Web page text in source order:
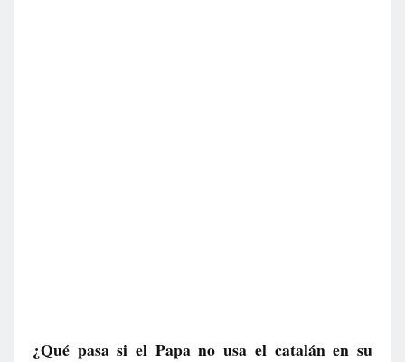
¿Qué pasa si el Papa no usa el catalán en su